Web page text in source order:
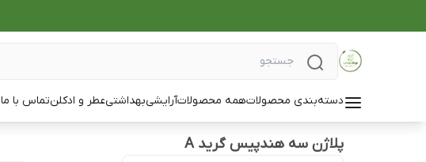
دسته‌بندی محصولاتهمه محصولاتآرایشیبهداشتیعطر و ادکلنتماس با ما
پلاژن سه هندپیس گرید A